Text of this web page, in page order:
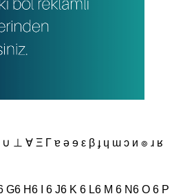
∀ Ξ Γ ɐ ə ɘ ε β ɟ ɥ ɯ ɔ и ๏ ɹ ʁ
G6 H6 I 6 J6 K 6 L6 M 6 N6 O 6 P